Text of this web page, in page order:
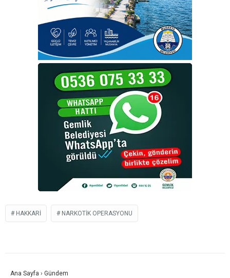
HAKKARI NARKOTIK OPERASYONU
Ana Sayfa › Gündem